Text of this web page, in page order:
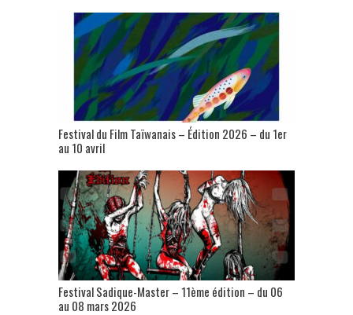
Festival du Film Taïwanais – Édition 2026 – du 1er
au 10 avril
Festival Sadique-Master – 11ème édition – du 06
au 08 mars 2026